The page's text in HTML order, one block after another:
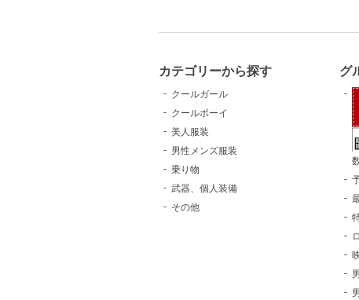
カテゴリーから探す
クールガール
クールボーイ
美人服装
男性メンズ服装
乗り物
武器、個人装備
その他
グ